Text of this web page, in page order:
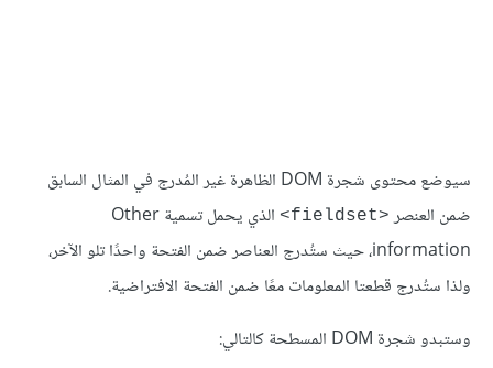
سيوضع محتوى شجرة DOM الظاهرة غير المُدرج في المثال السابق
ضمن العنصر <fieldset>
الذي يحمل تسمية Other
information، حيث ستُدرج العناصر ضمن الفتحة واحدًا تلو الآخر،
ولذا ستُدرج قطعتا المعلومات معًا ضمن الفتحة الافتراضية.
وستبدو شجرة DOM المسطحة كالتالي: